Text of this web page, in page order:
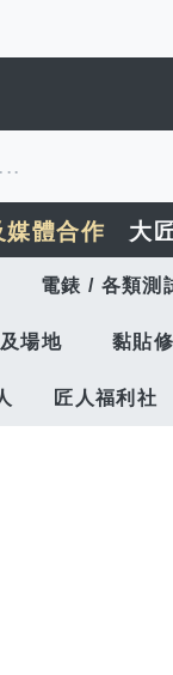
體合作 大
電錶 / 各類測
場地 黏貼
匠人福利社